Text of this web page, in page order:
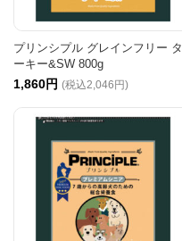
プリンシプル グレインフリー タ
ーキー&SW 800g
1,860円 (税込2,046円)